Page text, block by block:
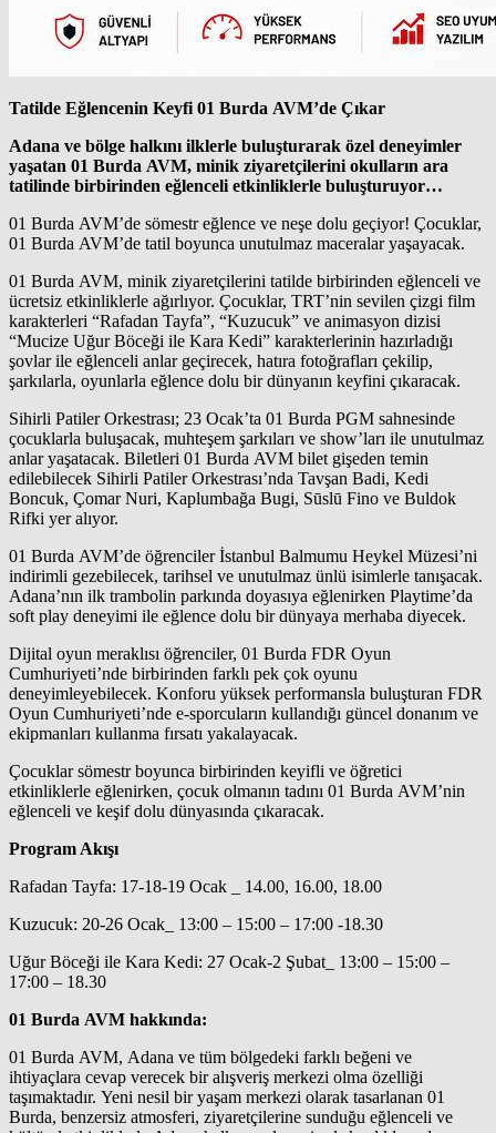
Tatilde Eğlencenin Keyfi 01 Burda AVM’de Çıkar
Adana ve bölge halkını ilklerle buluşturarak özel deneyimler
yaşatan 01 Burda AVM, minik ziyaretçilerini okulların ara
tatilinde birbirinden eğlenceli etkinliklerle buluşturuyor…
01 Burda AVM’de sömestr eğlence ve neşe dolu geçiyor! Çocuklar,
01 Burda AVM’de tatil boyunca unutulmaz maceralar yaşayacak.
01 Burda AVM, minik ziyaretçilerini tatilde birbirinden eğlenceli ve
ücretsiz etkinliklerle ağırlıyor. Çocuklar, TRT’nin sevilen çizgi film
karakterleri “Rafadan Tayfa”, “Kuzucuk” ve animasyon dizisi
“Mucize Uğur Böceği ile Kara Kedi” karakterlerinin hazırladığı
şovlar ile eğlenceli anlar geçirecek, hatıra fotoğrafları çekilip,
şarkılarla, oyunlarla eğlence dolu bir dünyanın keyfini çıkaracak.
Sihirli Patiler Orkestrası; 23 Ocak’ta 01 Burda PGM sahnesinde
çocuklarla buluşacak, muhteşem şarkıları ve show’ları ile unutulmaz
anlar yaşatacak. Biletleri 01 Burda AVM bilet gişeden temin
edilebilecek Sihirli Patiler Orkestrası’nda Tavşan Badi, Kedi
Boncuk, Çomar Nuri, Kaplumbağa Bugi, Sūslū Fino ve Buldok
Rifki yer alıyor.
01 Burda AVM’de öğrenciler İstanbul Balmumu Heykel Müzesi’ni
indirimli gezebilecek, tarihsel ve unutulmaz ünlü isimlerle tanışacak.
Adana’nın ilk trambolin parkında doyasıya eğlenirken Playtime’da
soft play deneyimi ile eğlence dolu bir dünyaya merhaba diyecek.
Dijital oyun meraklısı öğrenciler, 01 Burda FDR Oyun
Cumhuriyeti’nde birbirinden farklı pek çok oyunu
deneyimleyebilecek. Konforu yüksek performansla buluşturan FDR
Oyun Cumhuriyeti’nde e-sporcuların kullandığı güncel donanım ve
ekipmanları kullanma fırsatı yakalayacak.
Çocuklar sömestr boyunca birbirinden keyifli ve öğretici
etkinliklerle eğlenirken, çocuk olmanın tadını 01 Burda AVM’nin
eğlenceli ve keşif dolu dünyasında çıkaracak.
Program Akışı
Rafadan Tayfa: 17-18-19 Ocak _ 14.00, 16.00, 18.00
Kuzucuk: 20-26 Ocak_ 13:00 – 15:00 – 17:00 -18.30
Uğur Böceği ile Kara Kedi: 27 Ocak-2 Şubat_ 13:00 – 15:00 –
17:00 – 18.30
01 Burda AVM hakkında:
01 Burda AVM, Adana ve tüm bölgedeki farklı beğeni ve
ihtiyaçlara cevap verecek bir alışveriş merkezi olma özelliği
taşımaktadır. Yeni nesil bir yaşam merkezi olarak tasarlanan 01
Burda, benzersiz atmosferi, ziyaretçilerine sunduğu eğlenceli ve